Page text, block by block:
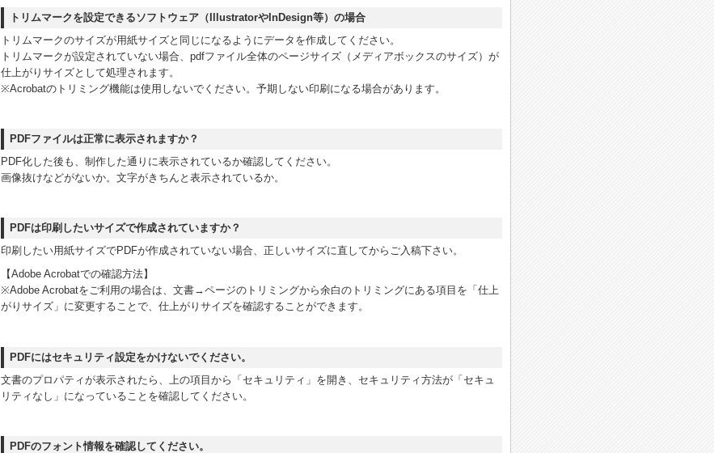
トリムマークを設定できるソフトウェア（IllustratorやInDesign等）の場合
トリムマークのサイズが用紙サイズと同じになるようにデータを作成してください。
トリムマークが設定されていない場合、pdfファイル全体のページサイズ（メディアボックスのサイズ）が
仕上がりサイズとして処理されます。
※Acrobatのトリミング機能は使用しないでください。予期しない印刷になる場合があります。
PDFファイルは正常に表示されますか？
PDF化した後も、制作した通りに表示されているか確認してください。
画像抜けなどがないか。文字がきちんと表示されているか。
PDFは印刷したいサイズで作成されていますか？
印刷したい用紙サイズでPDFが作成されていない場合、正しいサイズに直してからご入稿下さい。
【Adobe Acrobatでの確認方法】
※Adobe Acrobatをご利用の場合は、文書→ページのトリミングから余白のトリミングにある項目を「仕上
がりサイズ」に変更することで、仕上がりサイズを確認することができます。
PDFにはセキュリティ設定をかけないでください。
文書のプロパティが表示されたら、上の項目から「セキュリティ」を開き、セキュリティ方法が「セキュ
リティなし」になっていることを確認してください。
PDFのフォント情報を確認してください。